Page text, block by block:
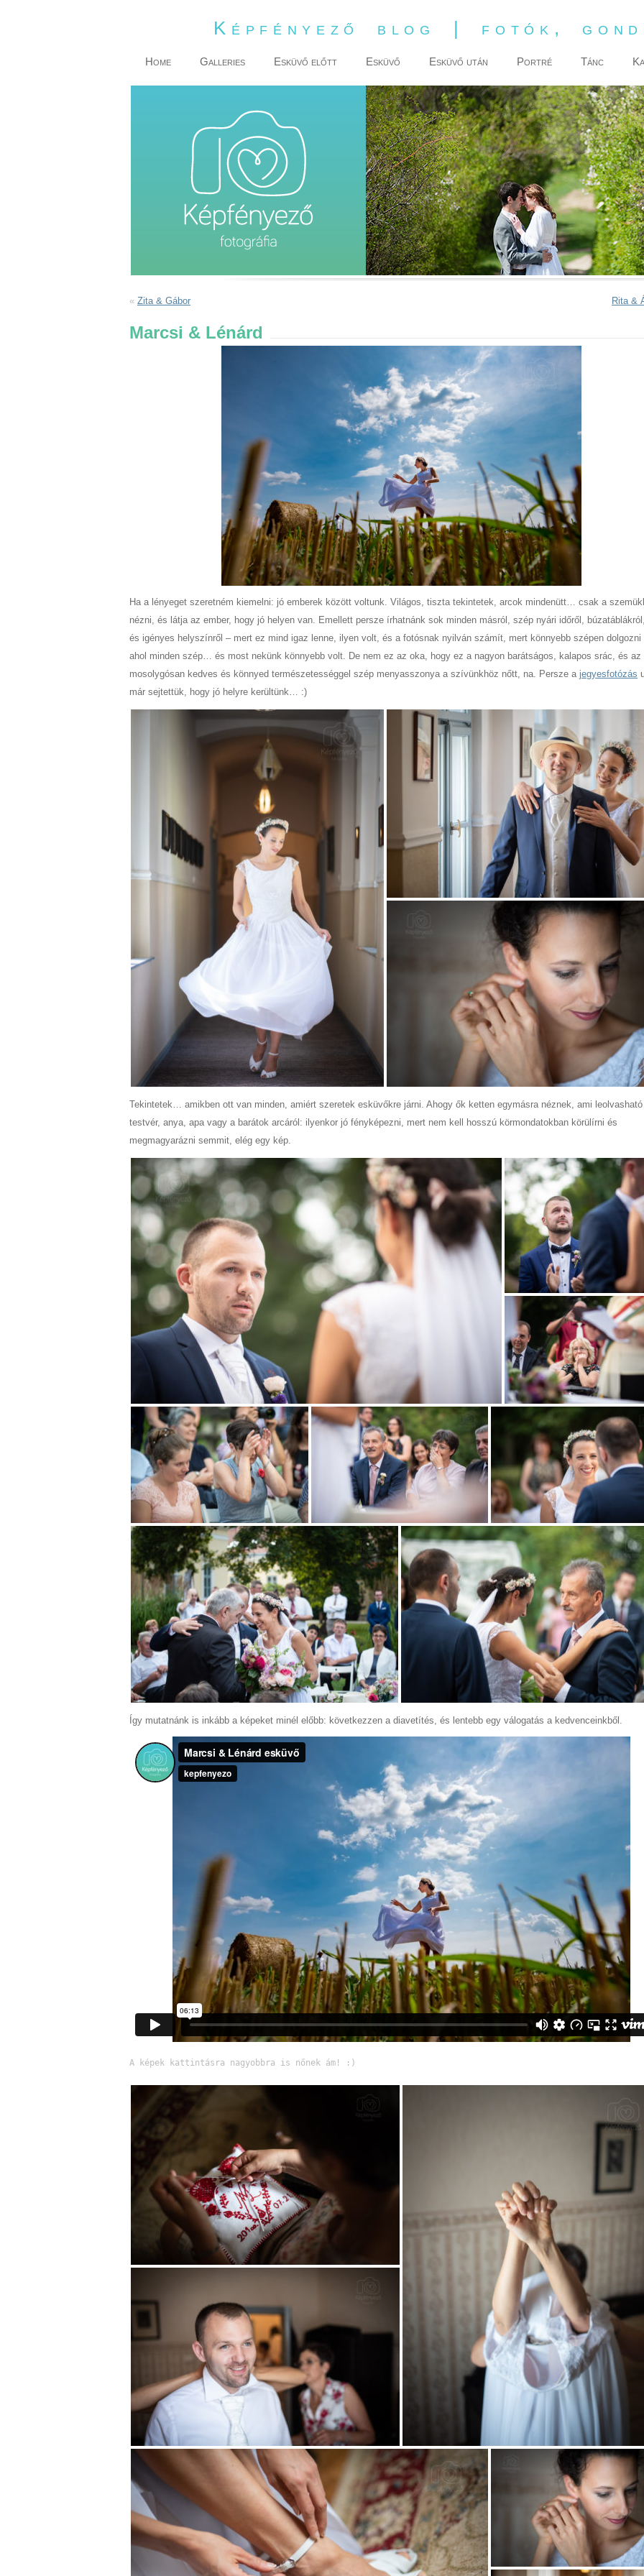
Képfényező blog | fotók,
Home Galleries Esküvő előtt Esküvő Esküvő után Portré Tánc
« Zita & Gábor Rita &
Marcsi & Lénárd
Ha a lényeget szeretném kiemelni: jó emberek között voltunk. Világos, tiszta tekintetek, arcok mindenütt… csak a
nézni, és látja az ember, hogy jó helyen van. Emellett persze írhatnánk sok minden másról, szép nyári időről,
és igényes helyszínről – mert ez mind igaz lenne, ilyen volt, és a fotósnak nyilván számít, mert könnyebb szépen dolgozni
ahol minden szép… és most nekünk könnyebb volt. De nem ez az oka, hogy ez a nagyon barátságos, kalapos srác, és az
mosolygósan kedves és könnyed természetességgel szép menyasszonya a szívünkhöz nőtt, na. Persze a jegyesfotózás
már sejtettük, hogy jó helyre kerültünk… :)
Tekintetek… amikben ott van minden, amiért szeretek esküvőkre járni. Ahogy ők ketten egymásra néznek, ami
testvér, anya, apa vagy a barátok arcáról: ilyenkor jó fényképezni, mert nem kell hosszú körmondatokban körülírni és
megmagyarázni semmit, elég egy kép.
Így mutatnánk is inkább a képeket minél előbb: következzen a diavetítés, és lentebb egy válogatás a kedvenceinkből.
A képek kattintásra nagyobbra is nőnek ám! :)